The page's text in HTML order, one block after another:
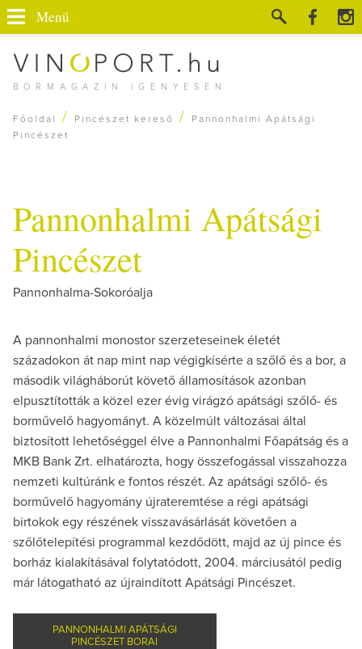
BORMAGAZIN IGÉNYESEN
Menü
Főoldal / Pincészet kereső /
Pannonhalmi Apátsági
Pincészet
Pannonhalmi Apátsági
Pincészet
Pannonhalma-Sokoróalja
A pannonhalmi monostor szerzeteseinek életét
századokon át nap mint nap végigkísérte a szőlő és a bor, a
második világháborút követő államosítások azonban
elpusztították a közel ezer évig virágzó apátsági szőlő- és
borművelő hagyományt. A közelmúlt változásai által
biztosított lehetőséggel élve a Pannonhalmi Főapátság és a
MKB Bank Zrt. elhatározta, hogy összefogással visszahozza
nemzeti kultúránk e fontos részét. Az apátsági szőlő- és
borművelő hagyomány újrateremtése a régi apátsági
birtokok egy részének visszavásárlását követően a
szőlőtelepítési programmal kezdődött, majd az új pince és
borház kialakításával folytatódott, 2004. márciusától pedig
már látogatható az újraindított Apátsági Pincészet.
PANNONHALMI APÁTSÁGI
PINCÉSZET BORAI